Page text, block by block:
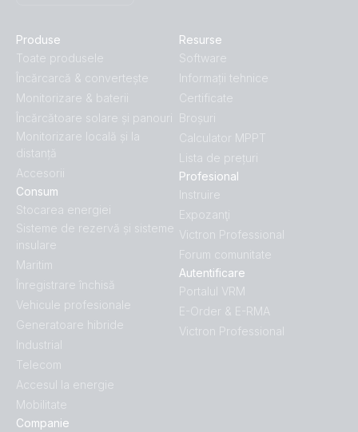
Produse
Toate produsele
Încărcarcă & convertește
Monitorizare & baterii
Încărcătoare solare și panouri
Monitorizare locală și la
distanță
Accesorii
Consum
Stocarea energiei
Sisteme de rezervă și sisteme
insulare
Maritim
Înregistrare închisă
Vehicule profesionale
Generatoare hibride
Industrial
Telecom
Accesul la energie
Mobilitate
Companie
Resurse
Software
Informații tehnice
Certificate
Broșuri
Calculator MPPT
Lista de prețuri
Profesional
Instruire
Expozanţi
Victron Professional
Forum comunitate
Autentificare
Portalul VRM
E-Order & E-RMA
Victron Professional